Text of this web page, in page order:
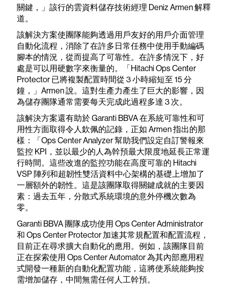
關鍵，」該行的雲資料儲存技術經理 Deniz Armen 解釋
道。
該解決方案使團隊能夠透過用戶友好的用戶介面管理
自動化流程，消除了在許多日常任務中使用手動編碼
腳本的情況，從而提高了可靠性。在許多情況下，好
處是可以用硬數字來衡量的。「Hitachi Ops Center
Protector 已將複製配置時間從 3 小時縮短至 15 分
鐘，」Armen 說。這對生產力產生了巨大的影響，因
為儲存團隊通常需要每天完成此過程多達 3 次。
該解決方案還有助於 Garanti BBVA 在系統可靠性和可
用性方面取得令人欽佩的記錄，正如 Armen 指出的那
樣：「Ops Center Analyzer 幫助我們設定自訂警報來
監控 KPI，並以最少的人為幹預最大限度地延長正常運
行時間。這些改進的監控功能在高度可靠的 Hitachi
VSP 陣列和超韌性雙活資料中心架構的基礎上增加了
一層額外的韌性。這是該團隊取得關鍵成就的主要因
素：過去五年，分散式系統環境的意外停機次數為
零。
Garanti BBVA 團隊成功使用 Ops Center Administrator
和 Ops Center Protector 加速其常規配置和配置流程，
目前正在尋求擴大自動化的應用。例如，該團隊目前
正在探索使用 Ops Center Automator 為其內部應用程
式開發一種新的自動化配置功能，這將使系統能夠按
需增加儲存，中間無需任何人工幹預。